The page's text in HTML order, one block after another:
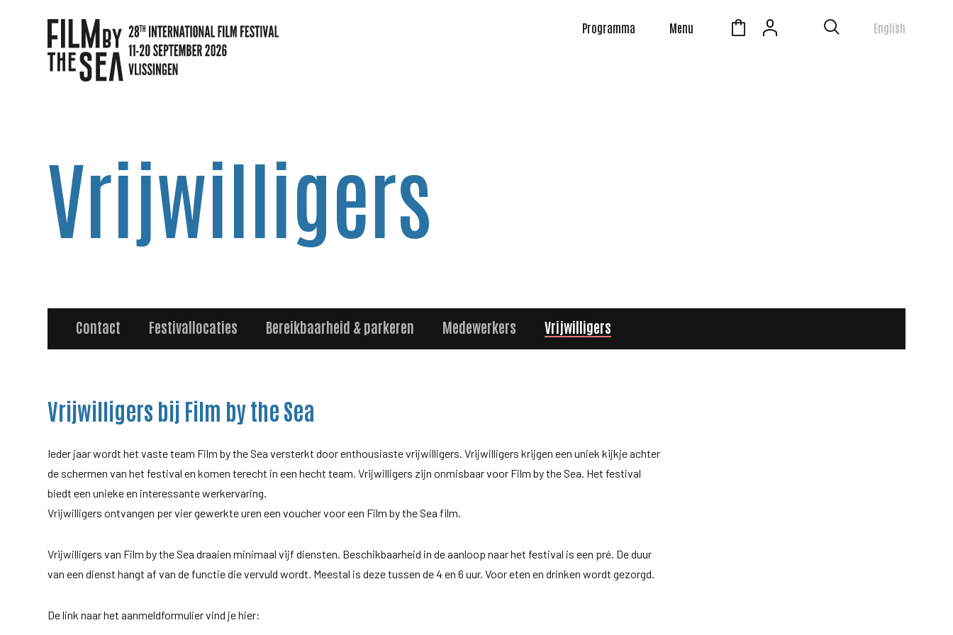
Programma Menu English
Vrijwilligers
Contact Festivallocaties Bereikbaarheid & parkeren Medewerkers Vrijwilligers
Vrijwilligers bij Film by the Sea
Ieder jaar wordt het vaste team Film by the Sea versterkt door enthousiaste vrijwilligers. Vrijwilligers krijgen een uniek kijkje achter
de schermen van het festival en komen terecht in een hecht team. Vrijwilligers zijn onmisbaar voor Film by the Sea. Het festival
biedt een unieke en interessante werkervaring.
Vrijwilligers ontvangen per vier gewerkte uren een voucher voor een Film by the Sea film.
Vrijwilligers van Film by the Sea draaien minimaal vijf diensten. Beschikbaarheid in de aanloop naar het festival is een pré. De duur
van een dienst hangt af van de functie die vervuld wordt. Meestal is deze tussen de 4 en 6 uur. Voor eten en drinken wordt gezorgd.
De link naar het aanmeldformulier vind je hier: